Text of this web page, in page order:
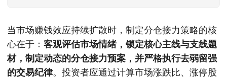
当市场赚钱效应持续扩散时，制定分仓接力策略的核
心在于： 客观评估市场情绪，锁定核心主线与支线题
材，制定动态的分仓接力预案，并严格执行去弱留强
的交易纪律。投资者应通过计算市场涨跌比、涨停股